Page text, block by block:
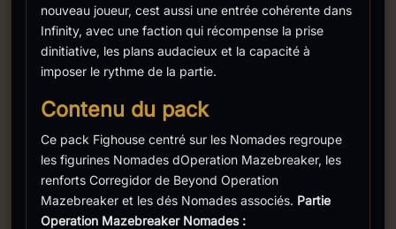
nouveau joueur, cest aussi une entrée cohérente dans
Infinity, avec une faction qui récompense la prise
dinitiative, les plans audacieux et la capacité à
imposer le rythme de la partie.
Contenu du pack
Ce pack Fighouse centré sur les Nomades regroupe
les figurines Nomades dOperation Mazebreaker, les
renforts Corregidor de Beyond Operation
Mazebreaker et les dés Nomades associés. Partie
Operation Mazebreaker Nomades :